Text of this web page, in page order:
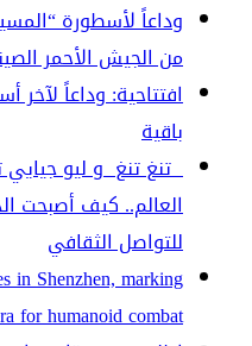
وداعاً لأسطورة
من الجيش الأحمر الصيني
افتتاحية: وداعاً لآخر
باقية
تنغ تنغ و ليو
العالم.. كيف أصبحت
للتواصل الثقافي
in Shenzhen, marking
for humanoid combat